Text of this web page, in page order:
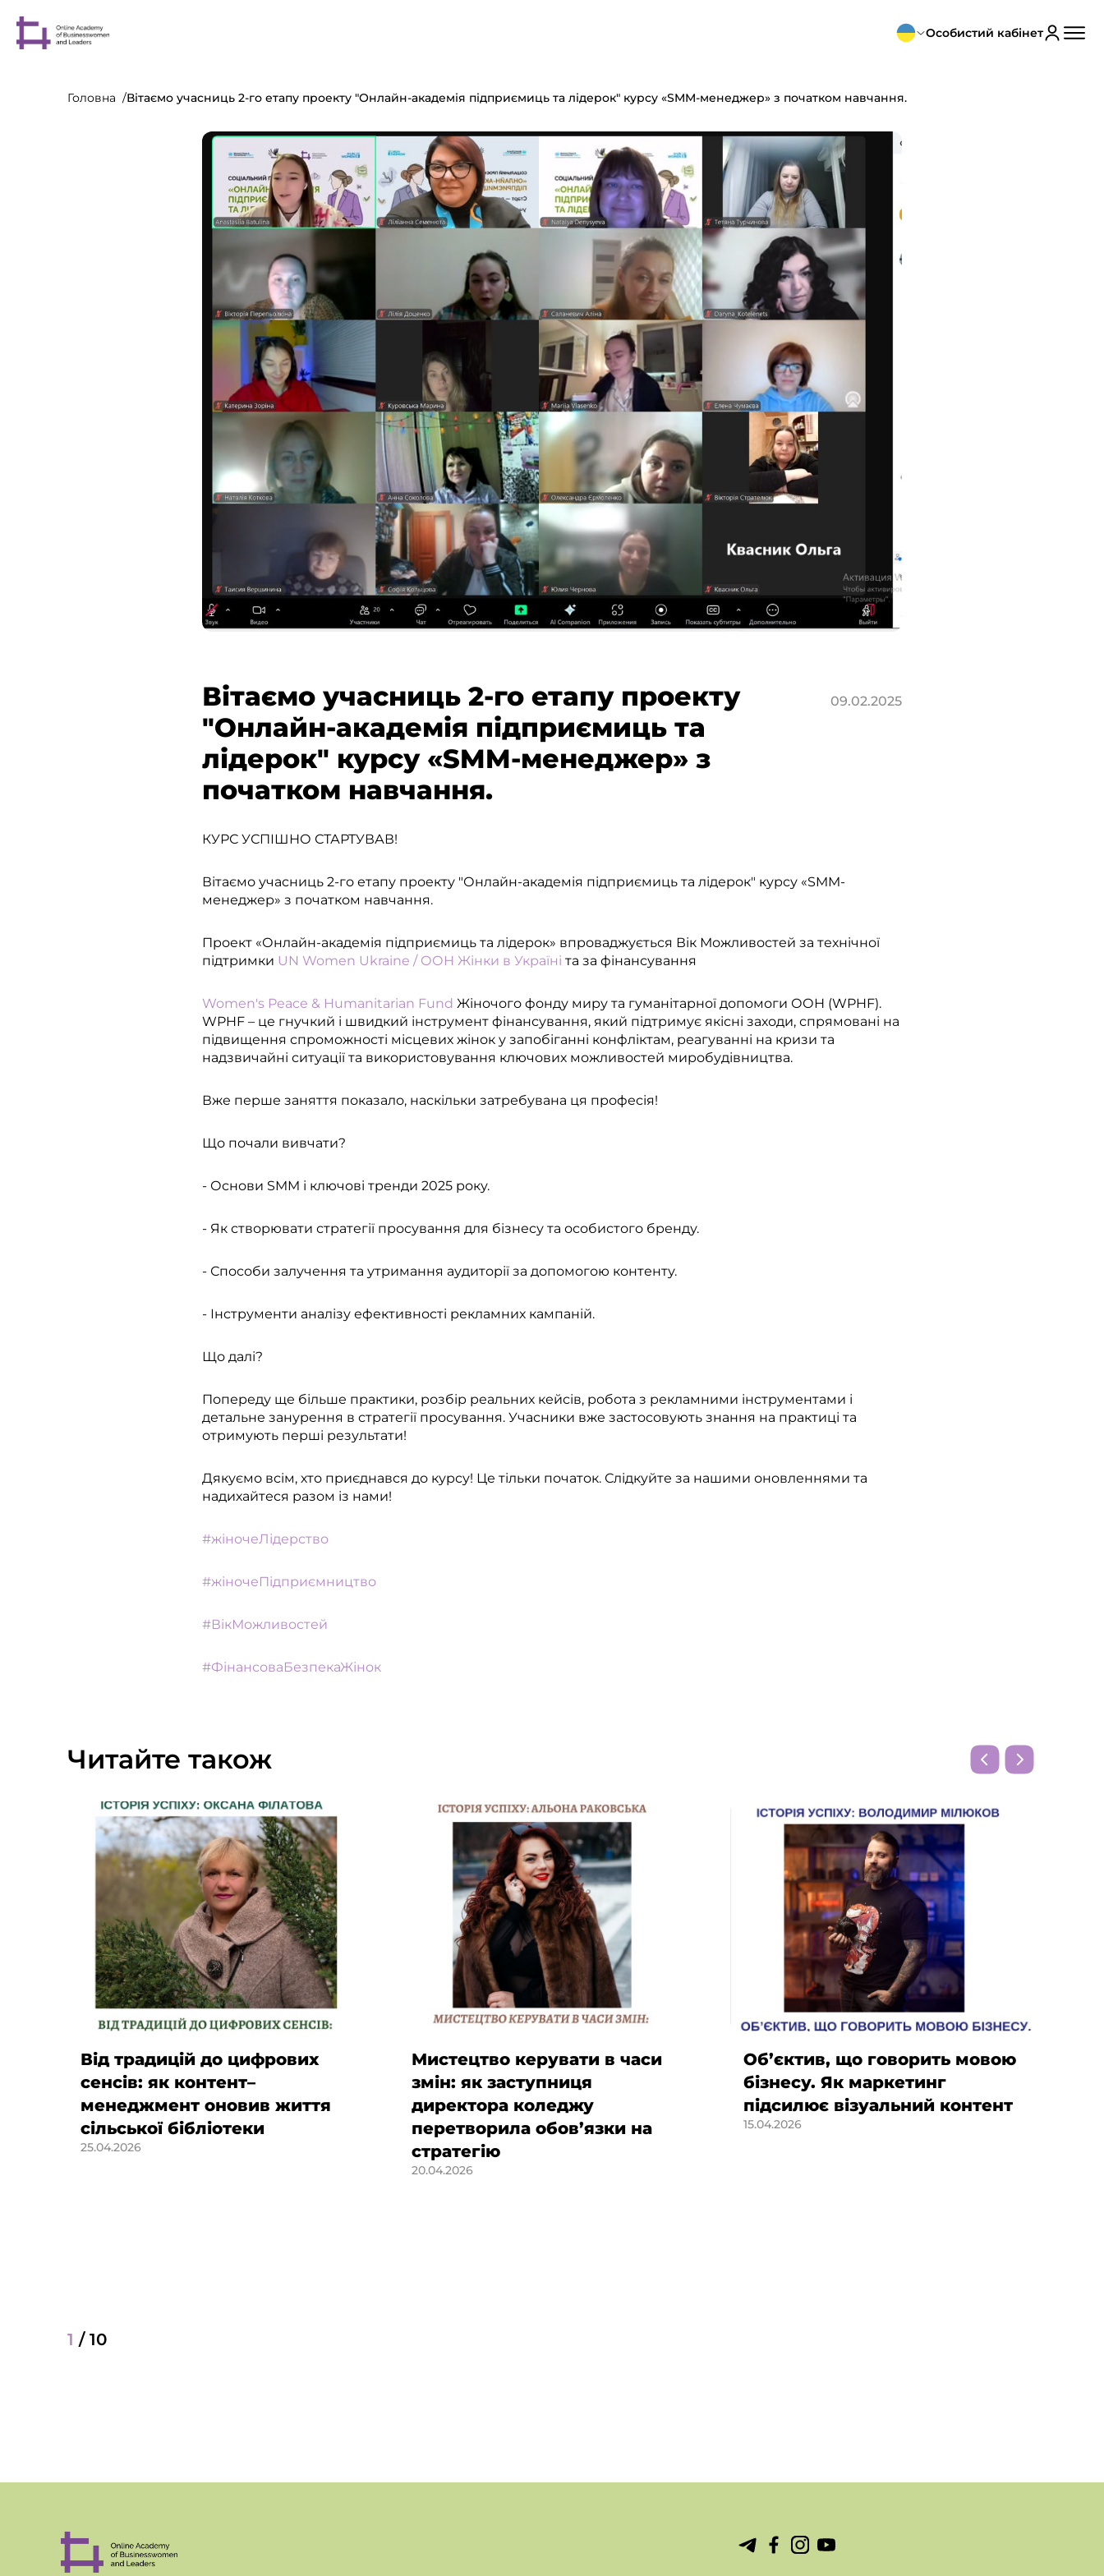
Особистий кабінет
Головна Вітаємо учасниць 2-го етапу проекту "Онлайн-академія підприємиць та лідерок" курсу «SMM-менеджер» з початком навчання.
Вітаємо учасниць 2-го етапу проекту
"Онлайн-академія підприємиць та
лідерок" курсу «SMM-менеджер» з
початком навчання.
09.02.2025
КУРС УСПІШНО СТАРТУВАВ!
Вітаємо учасниць 2-го етапу проекту "Онлайн-академія підприємиць та лідерок" курсу «SMM-
менеджер» з початком навчання.
Проект «Онлайн-академія підприємиць та лідерок» впроваджується Вік Можливостей за технічної
підтримки UN Women Ukraine / ООН Жінки в Україні та за фінансування
Women's Peace & Humanitarian Fund Жіночого фонду миру та гуманітарної допомоги ООН (WPHF).
WPHF – це гнучкий і швидкий інструмент фінансування, який підтримує якісні заходи, спрямовані на
підвищення спроможності місцевих жінок у запобіганні конфліктам, реагуванні на кризи та
надзвичайні ситуації та використовування ключових можливостей миробудівництва.
Вже перше заняття показало, наскільки затребувана ця професія!
Що почали вивчати?
- Основи SMM і ключові тренди 2025 року.
- Як створювати стратегії просування для бізнесу та особистого бренду.
- Способи залучення та утримання аудиторії за допомогою контенту.
- Інструменти аналізу ефективності рекламних кампаній.
Що далі?
Попереду ще більше практики, розбір реальних кейсів, робота з рекламними інструментами і
детальне занурення в стратегії просування. Учасники вже застосовують знання на практиці та
отримують перші результати!
Дякуємо всім, хто приєднався до курсу! Це тільки початок. Слідкуйте за нашими оновленнями та
надихайтеся разом із нами!
#жіночеЛідерство
#жіночеПідприємництво
#ВікМожливостей
#ФінансоваБезпекаЖінок
Читайте також
Від традицій до цифрових
сенсів: як контент–
менеджмент оновив життя
сільської бібліотеки
25.04.2026
Мистецтво керувати в часи
змін: як заступниця
директора коледжу
перетворила обов’язки на
стратегію
20.04.2026
Об’єктив, що говорить мовою
бізнесу. Як маркетинг
підсилює візуальний контент
15.04.2026
1 / 10